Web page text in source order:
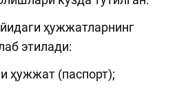
ҳужжатларнинг
этилади:
ҳужжат (паспорт);